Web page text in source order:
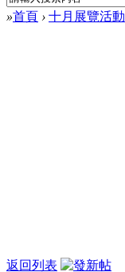
»首頁 › 十月展覽活動
返回列表